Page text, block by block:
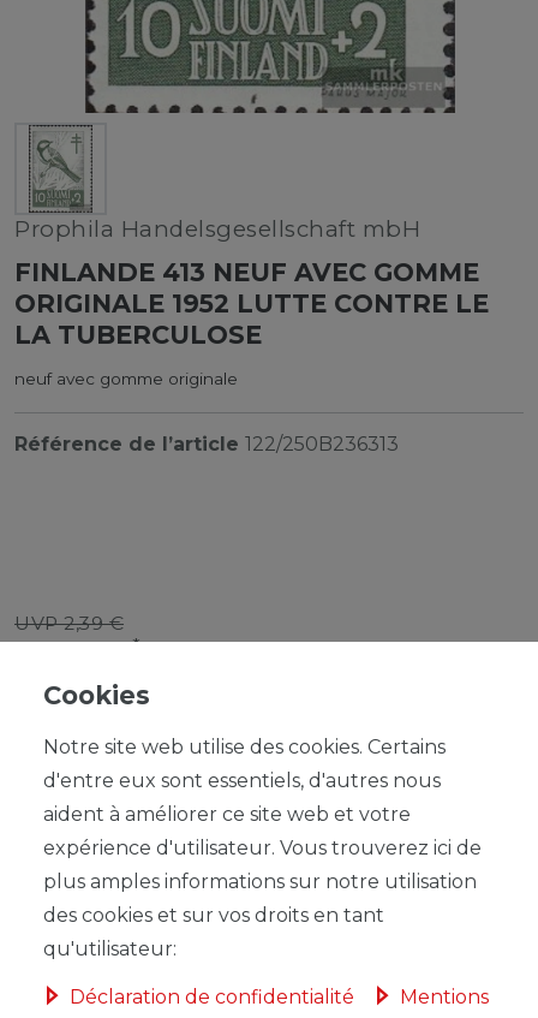
Prophila Handelsgesellschaft mbH
FINLANDE 413 NEUF AVEC GOMME
ORIGINALE 1952 LUTTE CONTRE LE
LA TUBERCULOSE
neuf avec gomme originale
Référence de l’article 122/250B236313
UVP 2,39 €
2,15 EUR*
Contenu1
DANS LE PANIER
Cookies
Notre site web utilise des cookies. Certains
d'entre eux sont essentiels, d'autres nous
aident à améliorer ce site web et votre
expérience d'utilisateur. Vous trouverez ici de
plus amples informations sur notre utilisation
des cookies et sur vos droits en tant
qu'utilisateur:
Déclaration de confidentialité
Mentions